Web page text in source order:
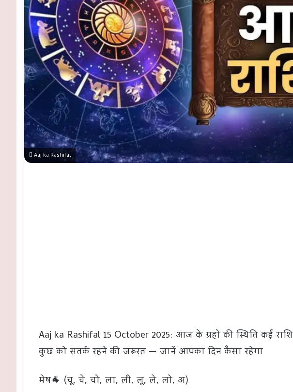
Aaj ka Rashifal
Aaj ka Rashifal 15 October 2025: आज के ग्रहों की स्थिति कई
कुछ को सतर्क रहने की जरूरत — जानें आपका दिन कैसा रहेगा
मेष🐐 (चू, चे, चो, ला, ली, लू, ले, लो, अ)